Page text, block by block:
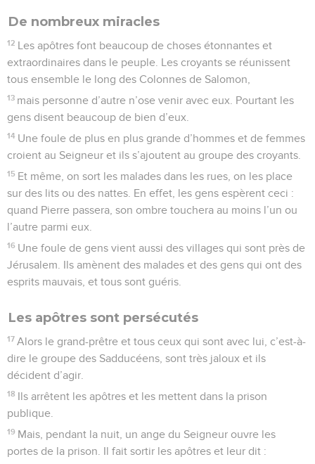
De nombreux miracles
12 Les apôtres font beaucoup de choses étonnantes et
extraordinaires dans le peuple. Les croyants se réunissent
tous ensemble le long des Colonnes de Salomon,
13 mais personne d’autre n’ose venir avec eux. Pourtant les
gens disent beaucoup de bien d’eux.
14 Une foule de plus en plus grande d’hommes et de femmes
croient au Seigneur et ils s’ajoutent au groupe des croyants.
15 Et même, on sort les malades dans les rues, on les place
sur des lits ou des nattes. En effet, les gens espèrent ceci :
quand Pierre passera, son ombre touchera au moins l’un ou
l’autre parmi eux.
16 Une foule de gens vient aussi des villages qui sont près de
Jérusalem. Ils amènent des malades et des gens qui ont des
esprits mauvais, et tous sont guéris.
Les apôtres sont persécutés
17 Alors le grand-prêtre et tous ceux qui sont avec lui, c’est-à-
dire le groupe des Sadducéens, sont très jaloux et ils
décident d’agir.
18 Ils arrêtent les apôtres et les mettent dans la prison
publique.
19 Mais, pendant la nuit, un ange du Seigneur ouvre les
portes de la prison. Il fait sortir les apôtres et leur dit :